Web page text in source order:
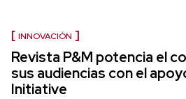
INNOVACIÓN
Revista P&M potencia el
sus audiencias con el
Initiative